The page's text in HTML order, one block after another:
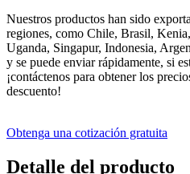
Nuestros productos han sido
regiones, como Chile, Brasil,
Uganda, Singapur, Indonesia,
y se puede enviar rápidamente, si
¡contáctenos para obtener los
descuento!
Obtenga una cotización gratuita
Detalle del producto